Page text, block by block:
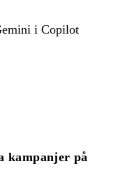
i Copilot
kampanjer på